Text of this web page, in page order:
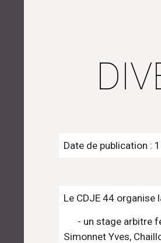
Date de publication :
Le CDJE 44
Simonnet Yves,